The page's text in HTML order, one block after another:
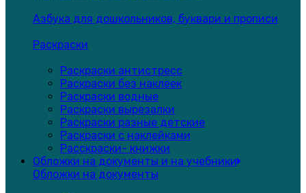
Азбука для дошкольников, буквари и прописи
Раскраски
Раскраски антистресс
Раскраски без наклеек
Раскраски водные
Раскраски вырезалки
Раскраски разные детские
Раскраски с наклейками
Расскраски- книжки
Обложки на документы и на учебники
Обложки на документы